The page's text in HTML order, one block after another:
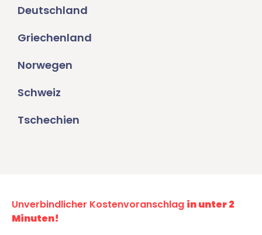
Deutschland
Griechenland
Norwegen
Schweiz
Tschechien
Unverbindlicher Kostenvoranschlag in unter 2
Minuten!